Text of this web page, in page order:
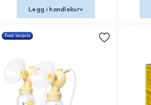
Legg i handlekurv